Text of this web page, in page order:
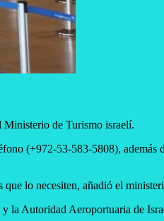
Ministerio de Turismo israelí.
(+972-53-583-5808), además
lo necesiten, añadió el
la Autoridad Aeroportuaria de